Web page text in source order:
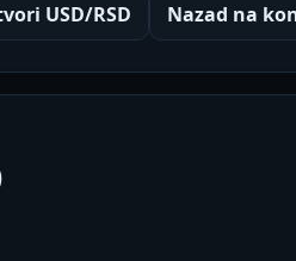
USD/RSD Nazad na